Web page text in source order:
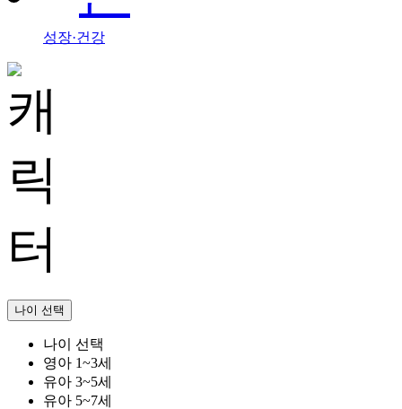
성장·건강
나이 선택
나이 선택
영아 1~3세
유아 3~5세
유아 5~7세